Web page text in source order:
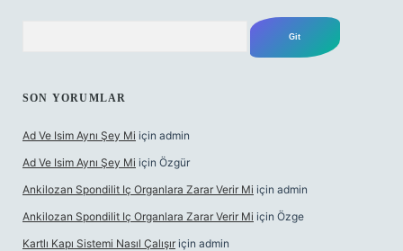
SON YORUMLAR
Ad Ve Isim Aynı Şey Mi için admin
Ad Ve Isim Aynı Şey Mi için Özgür
Ankilozan Spondilit Iç Organlara Zarar Verir Mi için admin
Ankilozan Spondilit Iç Organlara Zarar Verir Mi için Özge
Kartlı Kapı Sistemi Nasıl Çalışır için admin